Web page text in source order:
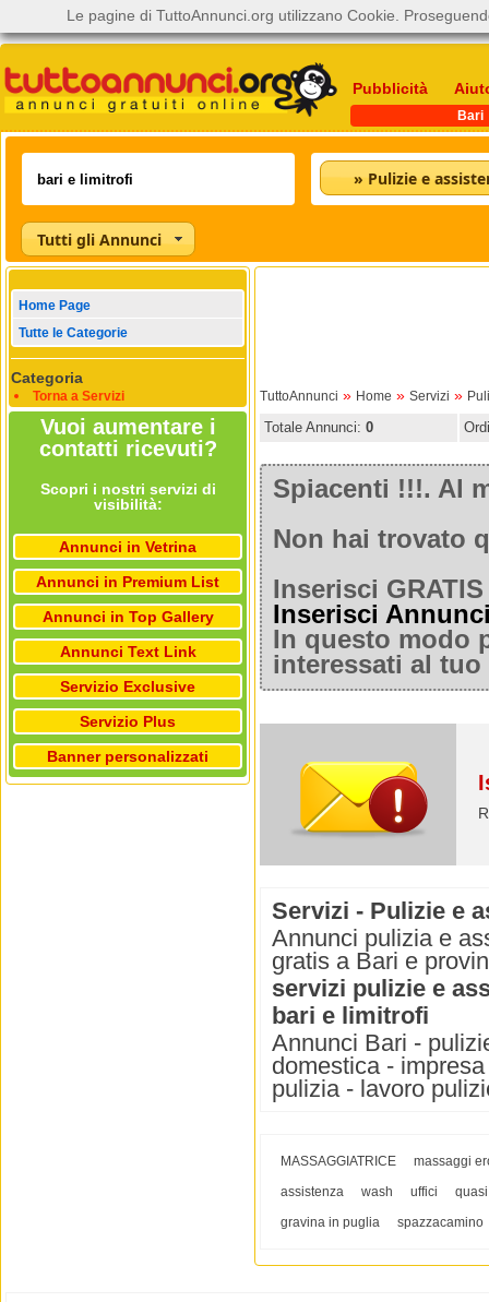
Pubblicità
Bari
Tutti gli Annunci
Home Page
Tutte le Categorie
Categoria
Torna a Servizi
Vuoi aumentare i
contatti ricevuti?
Scopri i nostri servizi di
visibilità:
Annunci in Vetrina
Annunci in Premium List
Annunci in Top Gallery
Annunci Text Link
Servizio Exclusive
Servizio Plus
Banner personalizzati
TuttoAnnunci » Home » Servizi »
Totale Annunci: 0
Spiacenti !!!. Al
Non hai trovato
Inserisci
Inserisci
In questo modo
interessati al
Servizi - Pulizie e
Annunci pulizia e
gratis a Bari e
servizi pulizie e
bari e limitrofi
Annunci Bari -
domestica -
pulizia - lavoro
MASSAGGIATRICE
massaggi
assistenza
wash uffici
quasi
gravina in puglia
spazzacamino
Le pagine di TuttoAnnunci.org utilizzano Cookie.